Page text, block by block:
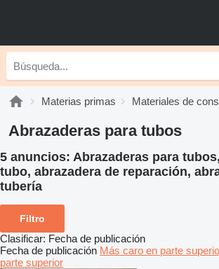
Materias primas Materiales de
Abrazaderas para tubos
5 anuncios: Abrazaderas para
tubo, abrazadera de reparación,
tubería
Filtro
Clasificar: Fecha de publicación
Fecha de publicación Más caro en parte
parte superior